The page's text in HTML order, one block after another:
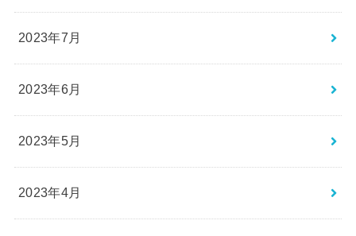
2023年7月
2023年6月
2023年5月
2023年4月